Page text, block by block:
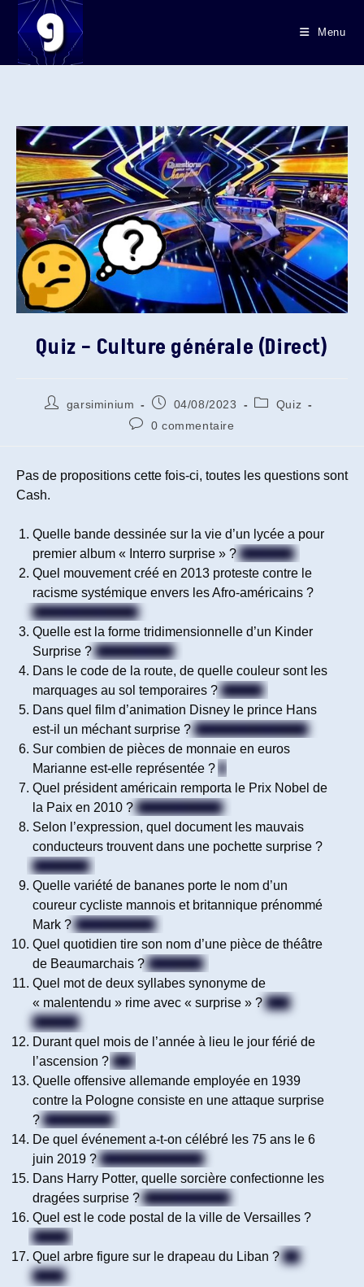
Skip
content
Menu
Quiz – Culture générale (Direct)
Auteur/autrice
garsiminium
Publication
04/08/2023
PostQuiz
Commentaires
publication :
0 commentaire
Pas de propositions cette fois-ci, toutes les questions sont
Cash.
Quelle bande dessinée sur la vie d’un lycée a pour
premier album « Interro surprise » ? Les Profs
Quel mouvement créé en 2013 proteste contre le
racisme systémique envers les Afro-américains ?
Black Lives Matter
Quelle est la forme tridimensionnelle d’un Kinder
Surprise ? Ovoïde / Oeuf
Dans le code de la route, de quelle couleur sont les
marquages au sol temporaires ? Jaunes
Dans quel film d’animation Disney le prince Hans
est-il un méchant surprise ? La reine des neiges
Sur combien de pièces de monnaie en euros
Marianne est-elle représentée ? 3
Quel président américain remporta le Prix Nobel de
la Paix en 2010 ? Barack Obama
Selon l’expression, quel document les mauvais
conducteurs trouvent dans une pochette surprise ?
Le permis
Quelle variété de bananes porte le nom d’un
coureur cycliste mannois et britannique prénommé
Mark ? La Cavendish
Quel quotidien tire son nom d’une pièce de théâtre
de Beaumarchais ? Le Figaro
Quel mot de deux syllabes synonyme de
« malentendu » rime avec « surprise » ? Une
méprise
Durant quel mois de l’année à lieu le jour férié de
l’ascension ? Mai
Quelle offensive allemande employée en 1939
contre la Pologne consiste en une attaque surprise
? La blitzkrieg
De quel événement a-t-on célébré les 75 ans le 6
juin 2019 ? Le Débarquement
Dans Harry Potter, quelle sorcière confectionne les
dragées surprise ? Bertie Crochue
Quel est le code postal de la ville de Versailles ?
78000
Quel arbre figure sur le drapeau du Liban ? Un
cèdre